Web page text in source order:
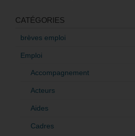
CATÉGORIES
brèves emploi
Emploi
Accompagnement
Acteurs
Aides
Cadres